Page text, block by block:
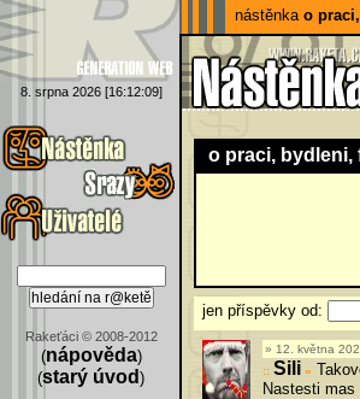
nástěnka o
8. srpna 2026 [16:12:09]
Rakeťáci © 2008-2012
(nápověda)
(starý úvod )
o praci, bydleni,
jen příspěvky od:
12. května
Sili »
Nastesti